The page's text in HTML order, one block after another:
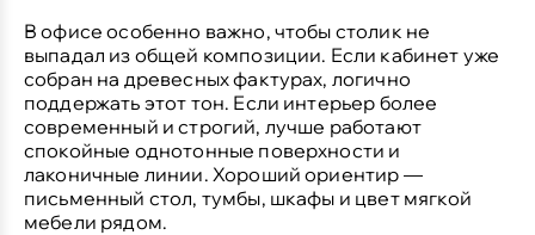
В офисе особенно важно, чтобы столик не
выпадал из общей композиции. Если кабинет уже
собран на древесных фактурах, логично
поддержать этот тон. Если интерьер более
современный и строгий, лучше работают
спокойные однотонные поверхности и
лаконичные линии. Хороший ориентир —
письменный стол, тумбы, шкафы и цвет мягкой
мебели рядом.